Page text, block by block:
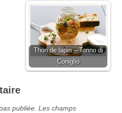
Thon de lapin – Tonno di
Coniglio
publiée. Les champs